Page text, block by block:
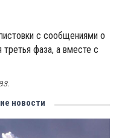
с сообщениями о
фаза, а вместе с
новости